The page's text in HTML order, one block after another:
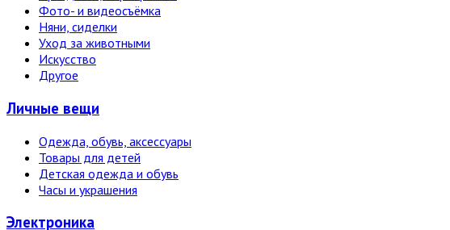
Фото- и видеосъёмка
Няни, сиделки
Уход за животными
Искусство
Другое
Личные вещи
Одежда, обувь, аксессуары
Товары для детей
Детская одежда и обувь
Часы и украшения
Электро­ника